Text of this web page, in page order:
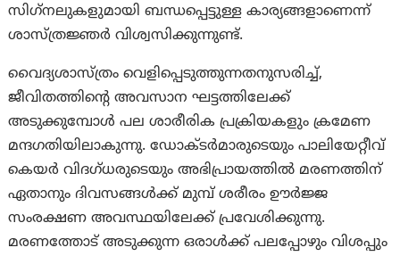
സിഗ്‌നലുകളുമായി ബന്ധപ്പെട്ടുള്ള കാര്യങ്ങളാണെന്ന്
ശാസ്ത്രജ്ഞര്‍ വിശ്വസിക്കുന്നുണ്ട്.
വൈദ്യശാസ്ത്രം വെളിപ്പെടുത്തുന്നതനുസരിച്ച്,
ജീവിതത്തിന്റെ അവസാന ഘട്ടത്തിലേക്ക്
അടുക്കുമ്പോള്‍ പല ശാരീരിക പ്രക്രിയകളും ക്രമേണ
മന്ദഗതിയിലാകുന്നു. ഡോക്ടര്‍മാരുടെയും പാലിയേറ്റീവ്
കെയര്‍ വിദഗ്ധരുടെയും അഭിപ്രായത്തില്‍ മരണത്തിന്
ഏതാനും ദിവസങ്ങള്‍ക്ക് മുമ്പ് ശരീരം ഊര്‍ജ്ജ
സംരക്ഷണ അവസ്ഥയിലേക്ക് പ്രവേശിക്കുന്നു.
മരണത്തോട് അടുക്കുന്ന ഒരാള്‍ക്ക് പലപ്പോഴും വിശപ്പും